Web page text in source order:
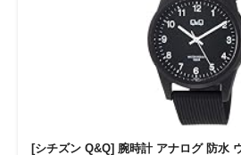
[シチズン Q&Q] 腕時計 アナログ 防水